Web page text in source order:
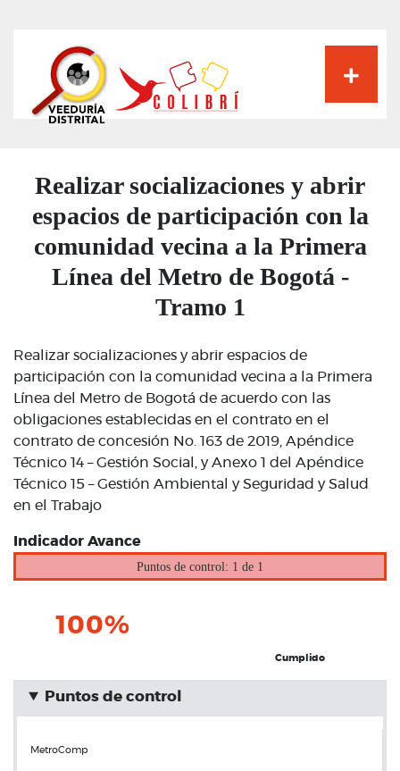
principal
Realizar socializaciones y abrir
espacios de participación con la
comunidad vecina a la Primera
Línea del Metro de Bogotá -
Tramo 1
Realizar socializaciones y abrir espacios de
participación con la comunidad vecina a la Primera
Línea del Metro de Bogotá de acuerdo con las
obligaciones establecidas en el contrato en el
contrato de concesión No. 163 de 2019, Apéndice
Técnico 14 – Gestión Social, y Anexo 1 del Apéndice
Técnico 15 – Gestión Ambiental y Seguridad y Salud
en el Trabajo
Indicador Avance
Puntos de control: 1 de 1
100%
Cumplido
Puntos de control
MetroComp